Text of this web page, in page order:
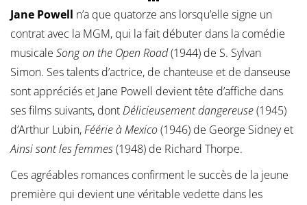
Jane Powell n’a que quatorze ans lorsqu’elle signe un
contrat avec la MGM, qui la fait débuter dans la comédie
musicale Song on the Open Road(1944) de S. Sylvan
Simon. Ses talents d’actrice, de chanteuse et de danseuse
sont appréciés et Jane Powell devient tête d’affiche dans
ses films suivants, dontDélicieusement dangereuse(1945)
d’Arthur Lubin,Féérie à Mexico(1946) de George Sidney et
Ainsi sont les femmes(1948) de Richard Thorpe.
Ces agréables romances confirment le succès de la jeune
première qui devient une véritable vedette dans les